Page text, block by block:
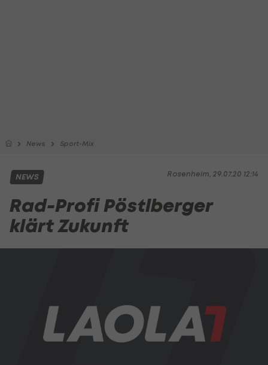
News Sport-Mix
Rosenheim, 29.07.20 12:14
NEWS
Rad-Profi Pöstlberger
klärt Zukunft